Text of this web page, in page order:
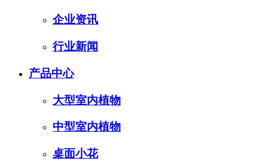
企业资讯
行业新闻
产品中心
大型室内植物
中型室内植物
桌面小花